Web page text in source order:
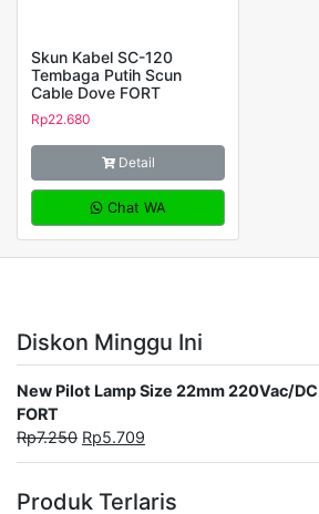
Skun Kabel SC-120
Tembaga Putih Scun
Cable Dove FORT
Rp22.680
Detail
Chat WA
Diskon Minggu Ini
New Pilot Lamp Size 22mm 220Vac/
FORT
Rp7.250 Rp5.709
Produk Terlaris